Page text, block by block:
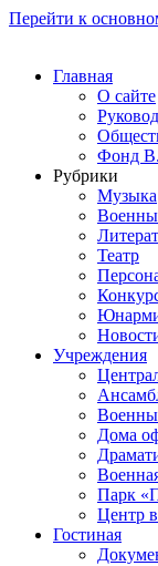
Перейти к
Главная
О сайте
Фонд
Рубрики
Музыка
Театр
Учреждения
Дома
Парк
Центр
Гостиная